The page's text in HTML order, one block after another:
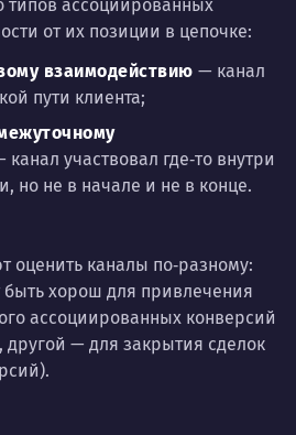
типов ассоциированных
от их позиции в цепочке:
взаимодействию — канал
пути клиента;
канал участвовал где‑то внутри
но не в начале и не в конце.
оценить каналы по‑разному:
хорош для привлечения
ассоциированных конверсий
— для закрытия сделок